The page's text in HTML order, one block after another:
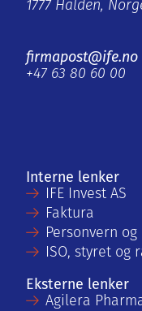
1777 Halden,
firmapost@ife.no
+47 63 80 60 00
Interne lenker
IFE Invest AS
Faktura
Personvern
ISO, styret og
Eksterne lenker
Agilera